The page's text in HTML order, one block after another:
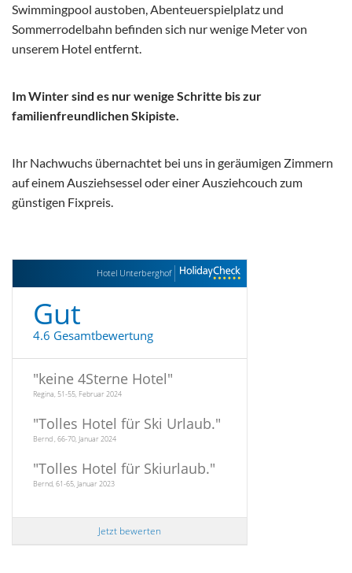
Swimmingpool austoben, Abenteuerspielplatz und
Sommerrodelbahn befinden sich nur wenige Meter von
unserem Hotel entfernt.
Im Winter sind es nur wenige Schritte bis zur
familienfreundlichen Skipiste.
Ihr Nachwuchs übernachtet bei uns in geräumigen Zimmern
auf einem Ausziehsessel oder einer Ausziehcouch zum
günstigen Fixpreis.
Hotel Unterberghof
Gut
4.6 Gesamtbewertung
"keine 4Sterne Hotel"
Regina, 51-55, Februar 2024
"Tolles Hotel für Ski Urlaub."
Bernd , 66-70, Januar 2024
"Tolles Hotel für Skiurlaub."
Bernd, 61-65, Januar 2023
Jetzt bewerten